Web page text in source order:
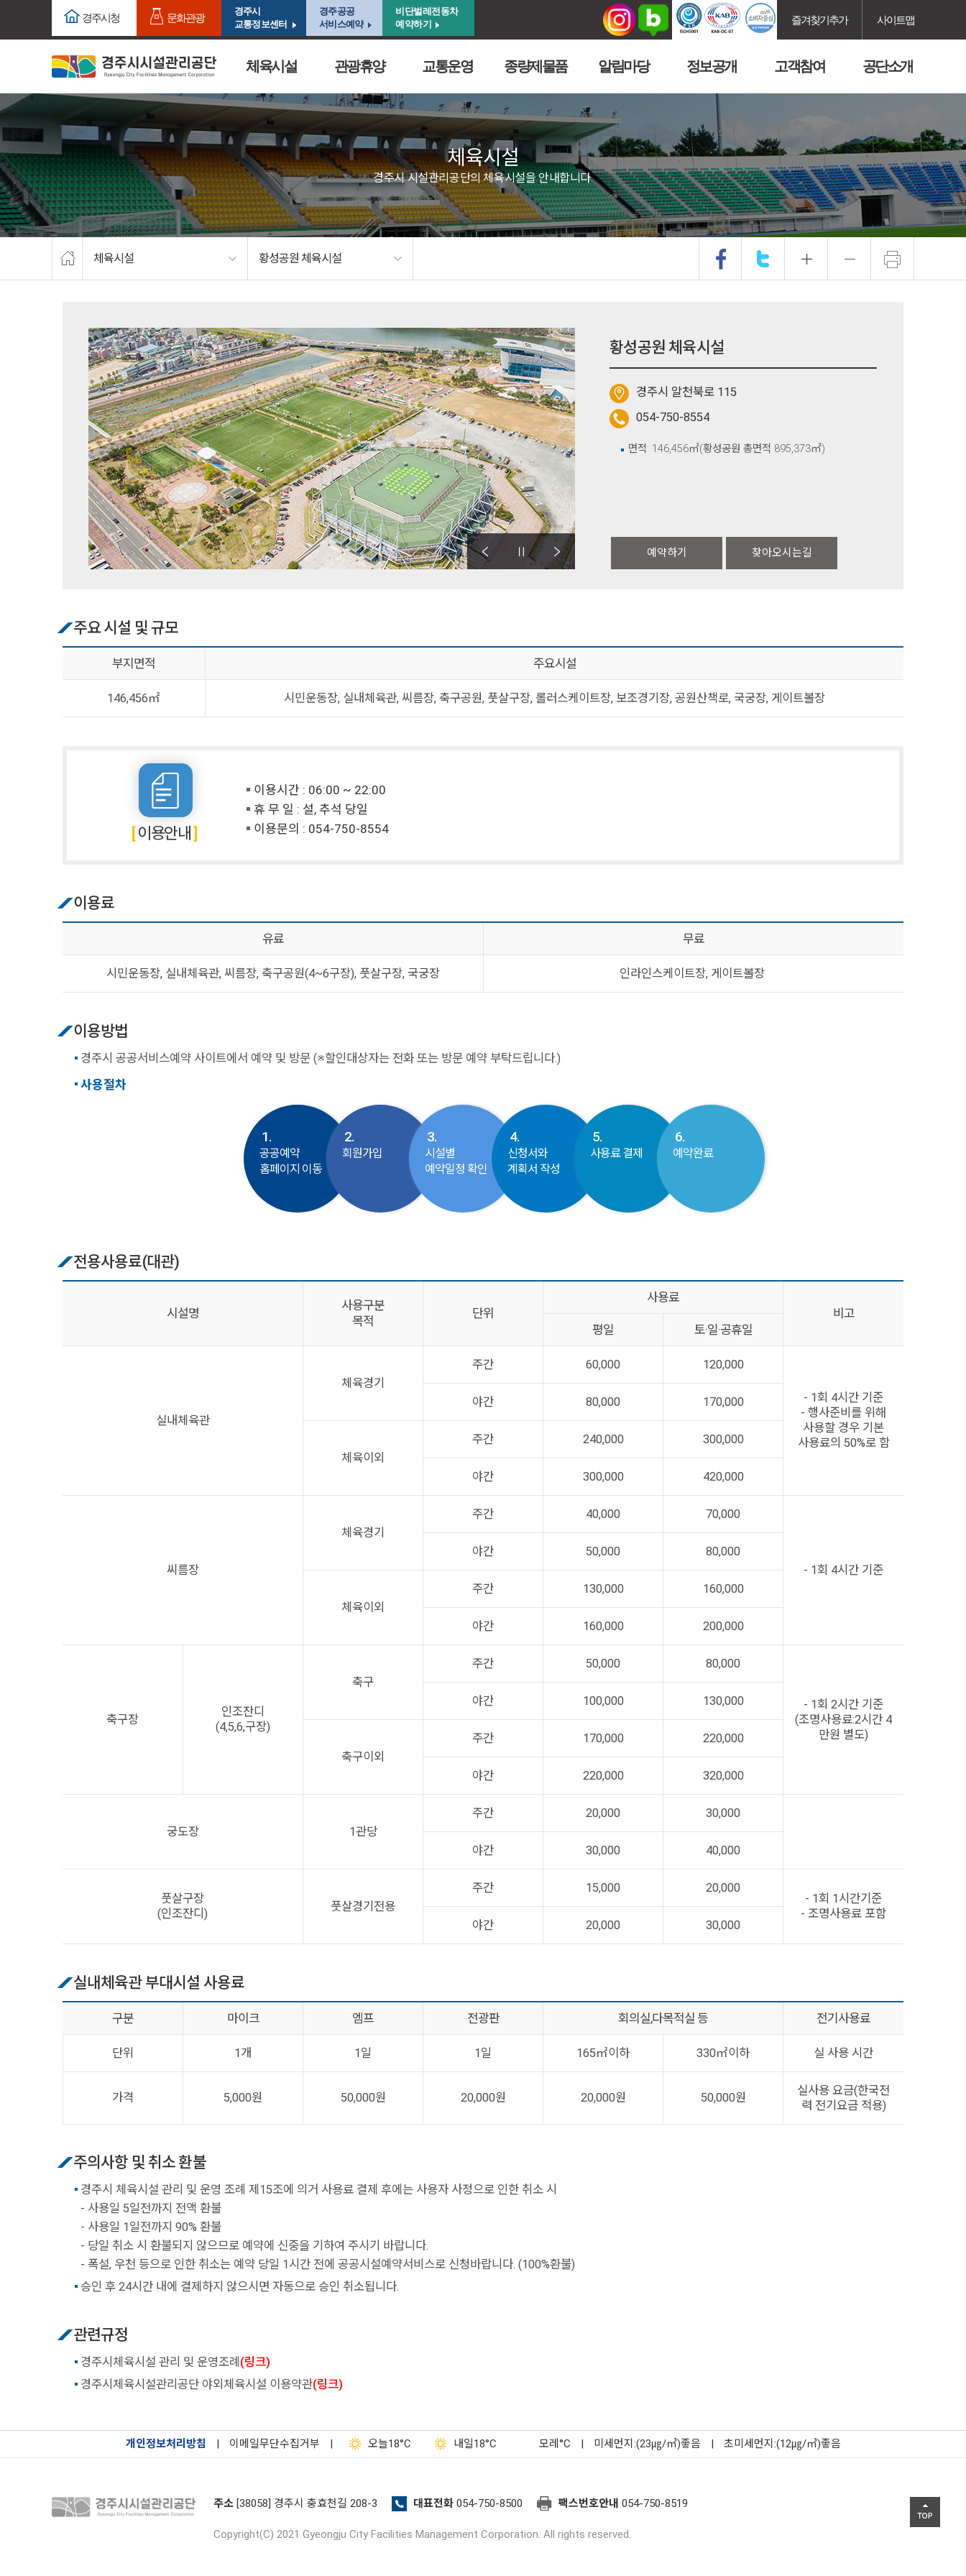
주요메뉴로 건너뛰기
경주시청 문화관광
경주시
교통정보센터
경주공공
서비스예약
비단벌레전동차
예약하기
즐겨찾기추가 사이트맵
체육시설 관광휴양 교통운영 종량제물품 알림마당 정보공개 고객참여 공단소개
체육시설
경주시 시설관리공단의 체육시설을 안내합니다.
체육시설 황성공원 체육시설
황성공원 체육시설
경주시 알천북로 115
054-750-8554
예약하기 찾아오시는길
면적: 146,456㎡(황성공원 총면적 895,373㎡)
주요 시설 및 규모
부지면적 주요시설
146,456㎡ 시민운동장, 실내체육관, 씨름장, 축구공원, 풋살구장, 롤러스케이트장, 보조경기장, 공원산책로, 국궁장, 게이트볼장
이용안내
이용시간 : 06:00 ~ 22:00
휴 무 일 : 설, 추석 당일
이용문의 : 054-750-8554
이용료
유료 무료
시민운동장, 실내체육관, 씨름장, 축구공원(4~6구장), 풋살구장, 국궁장 인라인스케이트장, 게이트볼장
이용방법
경주시 공공서비스예약 사이트에서 예약 및 방문 (※할인대상자는 전화 또는 방문 예약 부탁드립니다.)
사용절차
1.
공공예약
홈페이지 이동
2.
회원가입
3.
시설별
예약일정 확인
4.
신청서와
계획서 작성
5.
사용료 결제
6.
예약완료
전용사용료(대관)
시설명
사용구분
목적
단위
사용료
비고
평일
토·일·공휴일
실내체육관
체육경기
주간 60,000 120,000
- 1회 4시간 기준
- 행사준비를 위해
사용할 경우 기본
사용료의 50%로 함
야간 80,000 170,000
체육이외
주간 240,000 300,000
야간 300,000 420,000
씨름장
체육경기
주간 40,000 70,000
- 1회 4시간 기준
야간 50,000 80,000
체육이외
주간 130,000 160,000
야간 160,000 200,000
축구장
인조잔디
(4,5,6,구장)
축구
주간 50,000 80,000
- 1회 2시간 기준
(조명사용료:2시간 4
만원 별도)
야간 100,000 130,000
축구이외
주간 170,000 220,000
야간 220,000 320,000
궁도장 1관당
주간 20,000 30,000
야간 30,000 40,000
풋살구장
(인조잔디)
풋살경기전용
주간 15,000 20,000
- 1회 1시간기준
- 조명사용료 포함
야간
20,000 30,000
실내체육관 부대시설 사용료
구분 마이크 엠프 전광판 회의실,다목적실 등 전기사용료
단위 1개 1일 1일 165㎡이하 330㎡이하 실 사용 시간
가격 5,000원 50,000원 20,000원 20,000원 50,000원
실사용 요금(한국전
력 전기요금 적용)
주의사항 및 취소 환불
경주시 체육시설 관리 및 운영 조례 제15조에 의거 사용료 결제 후에는 사용자 사정으로 인한 취소 시
- 사용일 5일전까지 전액 환불
- 사용일 1일전까지 90% 환불
- 당일 취소 시 환불되지 않으므로 예약에 신중을 기하여 주시기 바랍니다.
- 폭설, 우천 등으로 인한 취소는 예약 당일 1시간 전에 공공시설예약서비스로 신청바랍니다. (100%환불)
승인 후 24시간 내에 결제하지 않으시면 자동으로 승인 취소됩니다.
관련규정
경주시체육시설 관리 및 운영조례 (링크)
경주시체육시설관리공단 야외체육시설 이용약관(링크)
개인정보처리방침 | 이메일무단수집거부 | 오늘18°C 내일18°C 모레 °C | 미세먼지:(23㎍/㎥)좋음 | 초미세먼지:(12㎍/㎥)좋음
주소 [38058] 경주시 충효천길 208-3 대표전화 054-750-8500 팩스번호안내 054-750-8519
Copyright(C) 2021 Gyeongju City Facilities Management Corporation. All rights reserved.